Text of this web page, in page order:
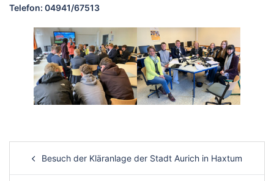
Telefon: 04941/67513
navigationBesuch der Kläranlage der Stadt Aurich in Haxtum